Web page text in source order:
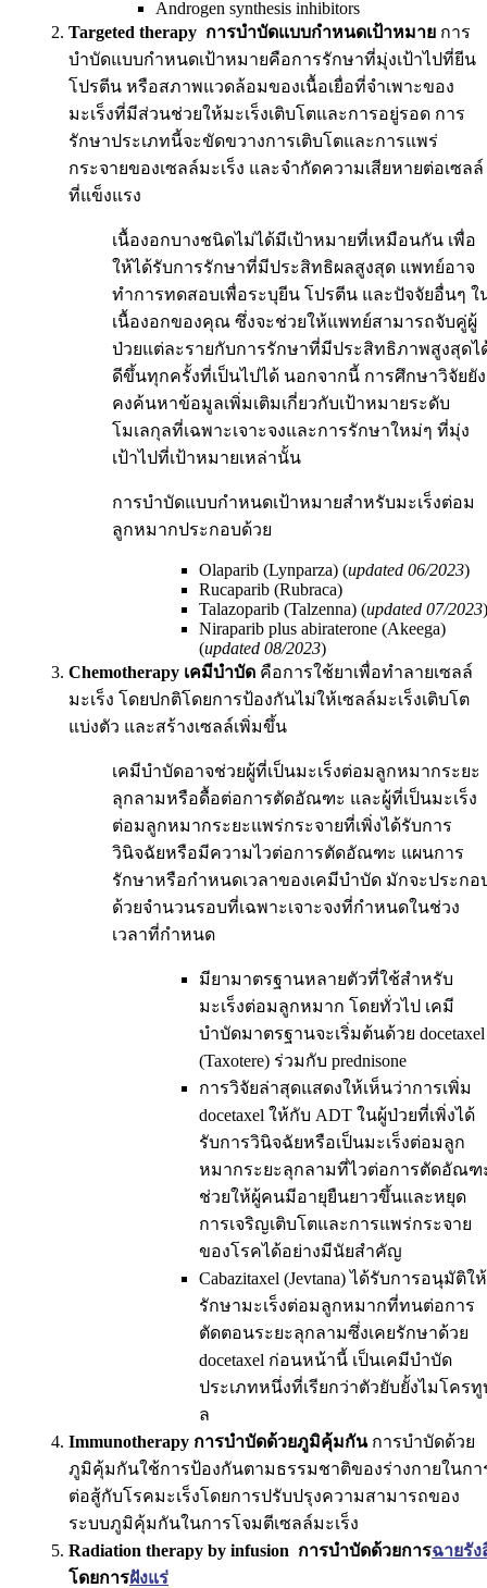
Androgen synthesis inhibitors
Targeted therapy การบำบัดแบบกำหนดเป้าหมาย การ
บำบัดแบบกำหนดเป้าหมายคือการรักษาที่มุ่งเป้าไปที่ยีน
โปรตีน หรือสภาพแวดล้อมของเนื้อเยื่อที่จำเพาะของ
มะเร็งที่มีส่วนช่วยให้มะเร็งเติบโตและการอยู่รอด การ
รักษาประเภทนี้จะขัดขวางการเติบโตและการแพร่
กระจายของเซลล์มะเร็ง และจำกัดความเสียหายต่อเซลล์
ที่แข็งแรง
เนื้องอกบางชนิดไม่ได้มีเป้าหมายที่เหมือนกัน เพื่อ
ให้ได้รับการรักษาที่มีประสิทธิผลสูงสุด แพทย์อาจ
ทำการทดสอบเพื่อระบุยีน โปรตีน และปัจจัยอื่นๆ ใ
เนื้องอกของคุณ ซึ่งจะช่วยให้แพทย์สามารถจับคู่ผู้
ป่วยแต่ละรายกับการรักษาที่มีประสิทธิภาพสูงสุดไ
ดีขึ้นทุกครั้งที่เป็นไปได้ นอกจากนี้ การศึกษาวิจัยยัง
คงค้นหาข้อมูลเพิ่มเติมเกี่ยวกับเป้าหมายระดับ
โมเลกุลที่เฉพาะเจาะจงและการรักษาใหม่ๆ ที่มุ่ง
เป้าไปที่เป้าหมายเหล่านั้น
การบำบัดแบบกำหนดเป้าหมายสำหรับมะเร็งต่อม
ลูกหมากประกอบด้วย
Olaparib (Lynparza) (updated 06/2023)
Rucaparib (Rubraca)
Talazoparib (Talzenna) (updated 07/2023)
Niraparib plus abiraterone (Akeega)
(updated 08/2023)
Chemotherapy เคมีบำบัด คือการใช้ยาเพื่อทำลายเซลล์
มะเร็ง โดยปกติโดยการป้องกันไม่ให้เซลล์มะเร็งเติบโต
แบ่งตัว และสร้างเซลล์เพิ่มขึ้น
เคมีบำบัดอาจช่วยผู้ที่เป็นมะเร็งต่อมลูกหมากระยะ
ลุกลามหรือดื้อต่อการตัดอัณฑะ และผู้ที่เป็นมะเร็ง
ต่อมลูกหมากระยะแพร่กระจายที่เพิ่งได้รับการ
วินิจฉัยหรือมีความไวต่อการตัดอัณฑะ แผนการ
รักษาหรือกำหนดเวลาของเคมีบำบัด มักจะประกอ
ด้วยจำนวนรอบที่เฉพาะเจาะจงที่กำหนดในช่วง
เวลาที่กำหนด
มียามาตรฐานหลายตัวที่ใช้สำหรับ
มะเร็งต่อมลูกหมาก โดยทั่วไป เคมี
บำบัดมาตรฐานจะเริ่มต้นด้วย docetaxel
(Taxotere) ร่วมกับ prednisone
การวิจัยล่าสุดแสดงให้เห็นว่าการเพิ่ม
docetaxel ให้กับ ADT ในผู้ป่วยที่เพิ่งได้
รับการวินิจฉัยหรือเป็นมะเร็งต่อมลูก
หมากระยะลุกลามที่ไวต่อการตัดอัณฑ
ช่วยให้ผู้คนมีอายุยืนยาวขึ้นและหยุด
การเจริญเติบโตและการแพร่กระจาย
ของโรคได้อย่างมีนัยสำคัญ
Cabazitaxel (Jevtana) ได้รับการอนุมัติให้
รักษามะเร็งต่อมลูกหมากที่ทนต่อการ
ตัดตอนระยะลุกลามซึ่งเคยรักษาด้วย
docetaxel ก่อนหน้านี้ เป็นเคมีบำบัด
ประเภทหนึ่งที่เรียกว่าตัวยับยั้งไมโครทู
ล
Immunotherapy การบำบัดด้วยภูมิคุ้มกัน การบำบัดด้วย
ภูมิคุ้มกันใช้การป้องกันตามธรรมชาติของร่างกายในกา
ต่อสู้กับโรคมะเร็งโดยการปรับปรุงความสามารถของ
ระบบภูมิคุ้มกันในการโจมตีเซลล์มะเร็ง
Radiation therapy by infusion การบำบัดด้วยการฉายรัง
โดยการฝังแร่